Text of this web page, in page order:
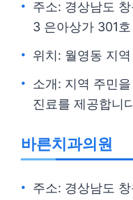
주소: 경상남도
3 은아상가 301호
위치: 월영동 지
소개: 지역 주민
진료를 제공합니
바른치과의원
주소: 경상남도